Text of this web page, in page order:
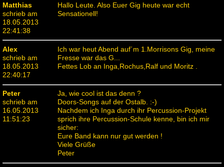
Matthias
schrieb am
18.05.2013
22:41:38
Hallo Leute. Also Euer Gig heute war echt
Sensationell!
Alex
schrieb am
18.05.2013
22:40:17
Ich war heut Abend auf´m 1.Morrisons Gig, meine
Fresse war das G...
Fettes Lob an Inga,Rochus,Ralf und Moritz .
Peter
schrieb am
16.05.2013
11:51:23
Ja, wie cool ist das denn ?
Doors-Songs auf der Ostalb. :-)
Nachdem ich Inga durch ihr Percussion-Projekt
sprich ihre Percussion-Schule kenne, bin ich mir
sicher:
Eure Band kann nur gut werden !
Viele Grüße
Peter